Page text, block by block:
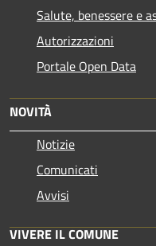
Salute, benessere e
Autorizzazioni
Portale Open Data
NOVITÀ
Notizie
Comunicati
Avvisi
VIVERE IL COMUNE